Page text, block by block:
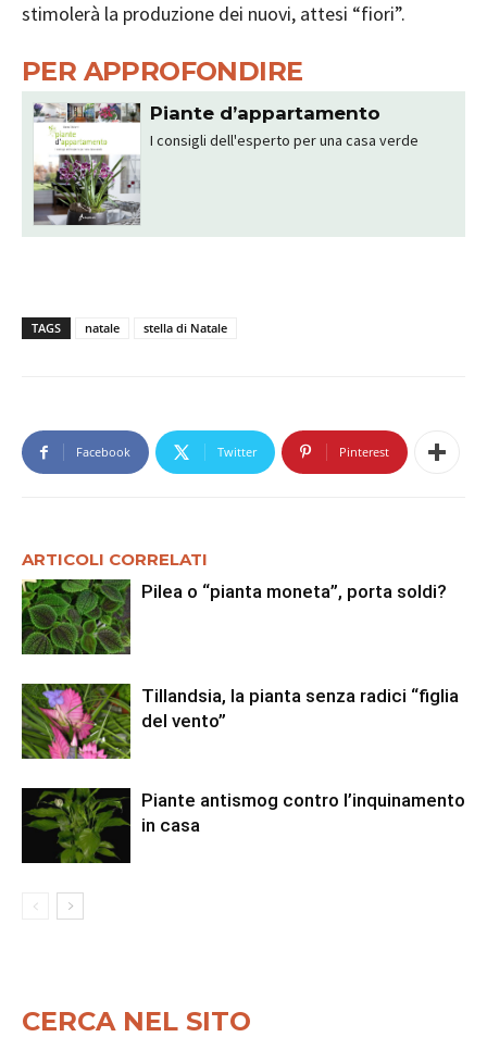
stimolerà la produzione dei nuovi, attesi “fiori”.
PER APPROFONDIRE
Piante d’appartamento
I consigli dell'esperto per una casa verde
TAGS natale stella di Natale
Facebook Twitter Pinterest
ARTICOLI CORRELATI
Pilea o “pianta moneta”, porta soldi?
Tillandsia, la pianta senza radici “figlia
del vento”
Piante antismog contro l’inquinamento
in casa
CERCA NEL SITO